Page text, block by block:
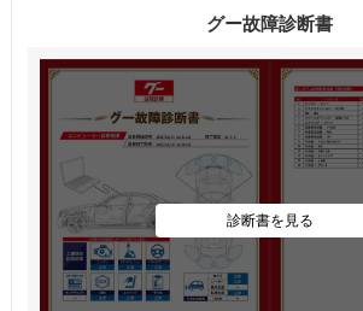
グー故障診断書
診断書を見る